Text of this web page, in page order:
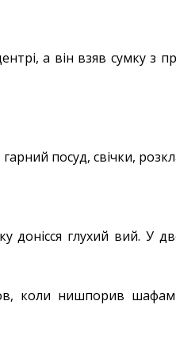
а він взяв сумку з
посуд, свічки,
донісся глухий вий. У
коли нишпорив